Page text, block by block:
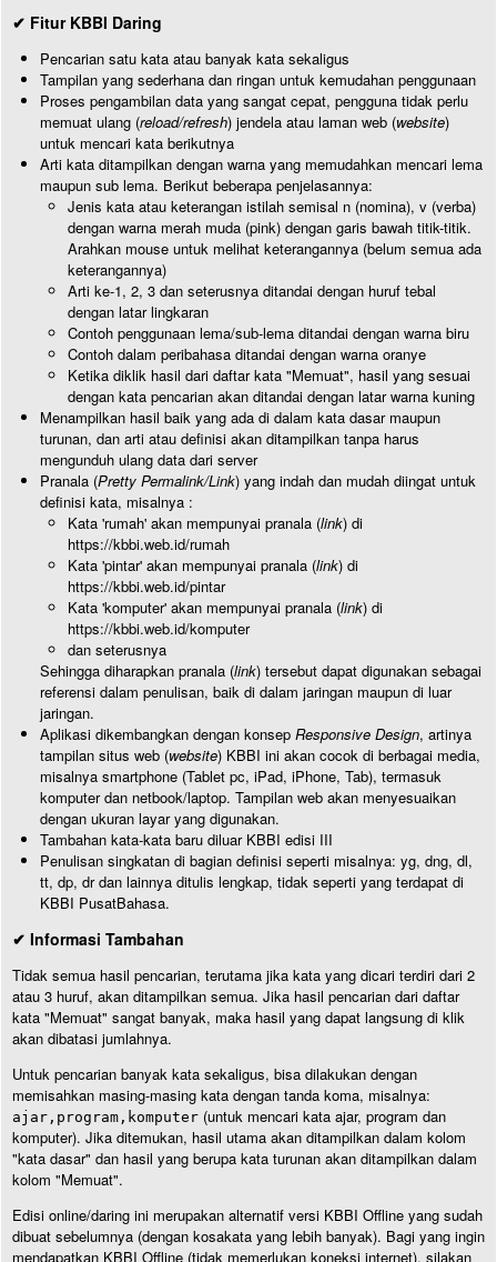
✔ Fitur KBBI Daring
Pencarian satu kata atau banyak kata sekaligus
Tampilan yang sederhana dan ringan untuk kemudahan penggunaan
Proses pengambilan data yang sangat cepat, pengguna tidak perlu
memuat ulang (reload/refresh) jendela atau laman web (website)
untuk mencari kata berikutnya
Arti kata ditampilkan dengan warna yang memudahkan mencari lema
maupun sub lema. Berikut beberapa penjelasannya:
Jenis kata atau keterangan istilah semisal n (nomina), v (verba)
dengan warna merah muda (pink) dengan garis bawah titik-titik.
Arahkan mouse untuk melihat keterangannya (belum semua ada
keterangannya)
Arti ke-1, 2, 3 dan seterusnya ditandai dengan huruf tebal
dengan latar lingkaran
Contoh penggunaan lema/sub-lema ditandai dengan warna biru
Contoh dalam peribahasa ditandai dengan warna oranye
Ketika diklik hasil dari daftar kata "Memuat", hasil yang sesuai
dengan kata pencarian akan ditandai dengan latar warna kuning
Menampilkan hasil baik yang ada di dalam kata dasar maupun
turunan, dan arti atau definisi akan ditampilkan tanpa harus
mengunduh ulang data dari server
Pranala (Pretty Permalink/Link) yang indah dan mudah diingat untuk
definisi kata, misalnya :
Kata 'rumah' akan mempunyai pranala (link) di
https://kbbi.web.id/rumah
Kata 'pintar' akan mempunyai pranala (link) di
https://kbbi.web.id/pintar
Kata 'komputer' akan mempunyai pranala (link) di
https://kbbi.web.id/komputer
dan seterusnya
Sehingga diharapkan pranala (link) tersebut dapat digunakan sebagai
referensi dalam penulisan, baik di dalam jaringan maupun di luar
jaringan.
Aplikasi dikembangkan dengan konsep Responsive Design, artinya
tampilan situs web (website) KBBI ini akan cocok di berbagai media,
misalnya smartphone (Tablet pc, iPad, iPhone, Tab), termasuk
komputer dan netbook/laptop. Tampilan web akan menyesuaikan
dengan ukuran layar yang digunakan.
Tambahan kata-kata baru diluar KBBI edisi III
Penulisan singkatan di bagian definisi seperti misalnya: yg, dng, dl,
tt, dp, dr dan lainnya ditulis lengkap, tidak seperti yang terdapat di
KBBI PusatBahasa.
✔ Informasi Tambahan
Tidak semua hasil pencarian, terutama jika kata yang dicari terdiri dari 2
atau 3 huruf, akan ditampilkan semua. Jika hasil pencarian dari daftar
kata "Memuat" sangat banyak, maka hasil yang dapat langsung di klik
akan dibatasi jumlahnya.
Untuk pencarian banyak kata sekaligus, bisa dilakukan dengan
memisahkan masing-masing kata dengan tanda koma, misalnya:
ajar,program,komputer (untuk mencari kata ajar, program dan
komputer). Jika ditemukan, hasil utama akan ditampilkan dalam kolom
"kata dasar" dan hasil yang berupa kata turunan akan ditampilkan dalam
kolom "Memuat".
Edisi online/daring ini merupakan alternatif versi KBBI Offline yang sudah
dibuat sebelumnya (dengan kosakata yang lebih banyak). Bagi yang ingin
mendapatkan KBBI Offline (tidak memerlukan koneksi internet), silakan